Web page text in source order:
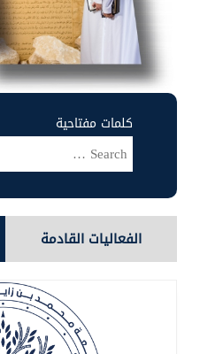
كلمات مفتاحية
الفعاليات القادمة